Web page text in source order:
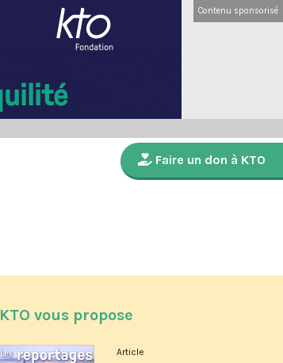
Contenu sponsorisé
Faire un don à KTO
KTO vous propose
Article